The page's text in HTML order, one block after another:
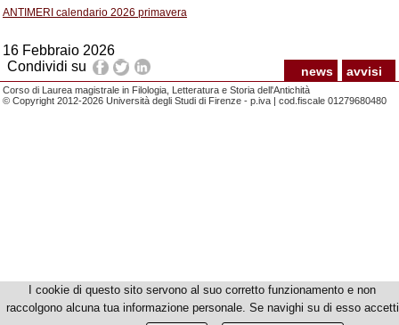
ANTIMERI calendario 2026 primavera
16 Febbraio 2026
Condividi su
news avvisi
Corso di Laurea magistrale in Filologia, Letteratura e Storia dell'Antichità
© Copyright 2012-2026 Università degli Studi di Firenze - p.iva | cod.fiscale 01279680480
I cookie di questo sito servono al suo corretto funzionamento e non
raccolgono alcuna tua informazione personale. Se navighi su di esso accetti